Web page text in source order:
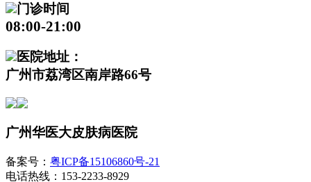
门诊时间
08:00-21:00
医院地址：
广州市荔湾区南岸路66号
广州华医大皮肤病医院
备案号： 粤ICP备15106860号-21
电话热线：153-2233-8929